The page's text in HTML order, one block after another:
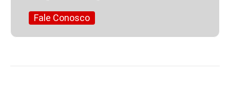
Fale Conosco